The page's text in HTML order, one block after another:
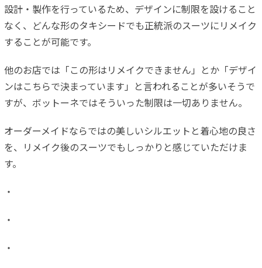
設計・製作を行っているため、デザインに制限を設けること
なく、どんな形のタキシードでも正統派のスーツにリメイク
することが可能です。
他のお店では「この形はリメイクできません」とか「デザイ
ンはこちらで決まっています」と言われることが多いそうで
すが、ボットーネではそういった制限は一切ありません。
オーダーメイドならではの美しいシルエットと着心地の良さ
を、リメイク後のスーツでもしっかりと感じていただけま
す。
・
・
・